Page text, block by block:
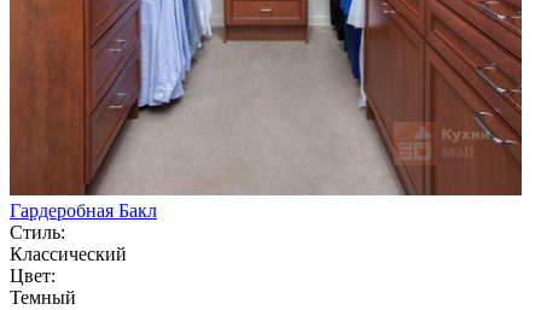
Гардеробная Бакл
Стиль:
Классический
Цвет:
Темный